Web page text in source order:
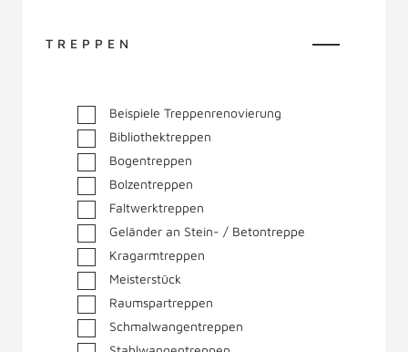
TREPPEN
Beispiele Treppenrenovierung
Bibliothektreppen
Bogentreppen
Bolzentreppen
Faltwerktreppen
Geländer an Stein- / Betontreppe
Kragarmtreppen
Meisterstück
Raumspartreppen
Schmalwangentreppen